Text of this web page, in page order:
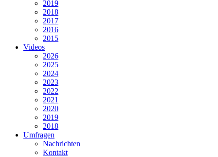
2019
2018
2017
2016
2015
Videos
2026
2025
2024
2023
2022
2021
2020
2019
2018
Umfragen
Nachrichten
Kontakt